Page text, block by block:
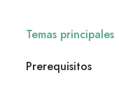
Temas principales
Prerequisitos